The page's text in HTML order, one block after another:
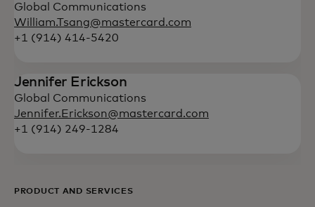
Global Communications
William.Tsang@mastercard.com
+1 (914) 414-5420
Jennifer Erickson
Global Communications
Jennifer.Erickson@mastercard.com
+1 (914) 249-1284
PRODUCT AND SERVICES